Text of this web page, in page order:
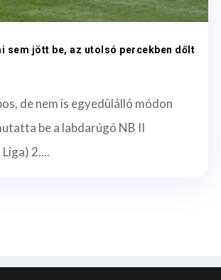
sem jött be, az utolsó percekben dőlt
de nem is egyedülálló módon
be a labdarúgó NB II
2....